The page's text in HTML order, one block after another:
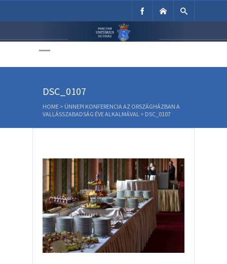
Unitárius Egyház
DSC_0107
HOME > ÜNNEPI KONFERENCIA AZ ORSZÁGHÁZBAN A
VALLÁSSZABADSÁG ÉVE ALKALMÁVAL > DSC_0107